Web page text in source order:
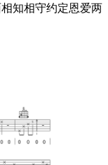
知相守约定恩爱两